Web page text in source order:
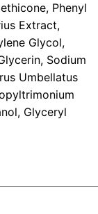
Phenyl
Extract,
Glycol,
Sodium
Umbellatus
Glyceryl